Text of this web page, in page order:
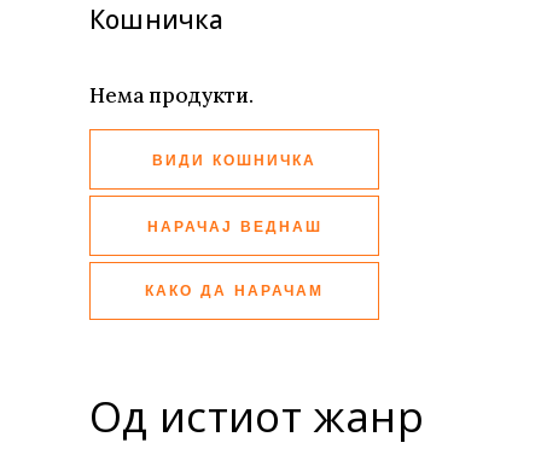
Кошничка
Нема продукти.
ВИДИ КОШНИЧКА
НАРАЧАЈ ВЕДНАШ
КАКО ДА НАРАЧАМ
Од истиот жанр